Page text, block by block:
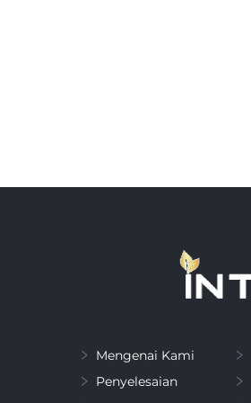
Mengenai Kami
Penyelesaian